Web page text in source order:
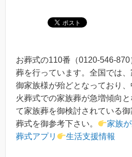
お葬式の110番（0120-546-
葬を行っています。全国では
御家族様が殆どとなっており
火葬式での家族葬が急増傾向
て家族葬を御検討されている
葬式を御参考下さい。
家族
葬式アプリ
生活支援情報